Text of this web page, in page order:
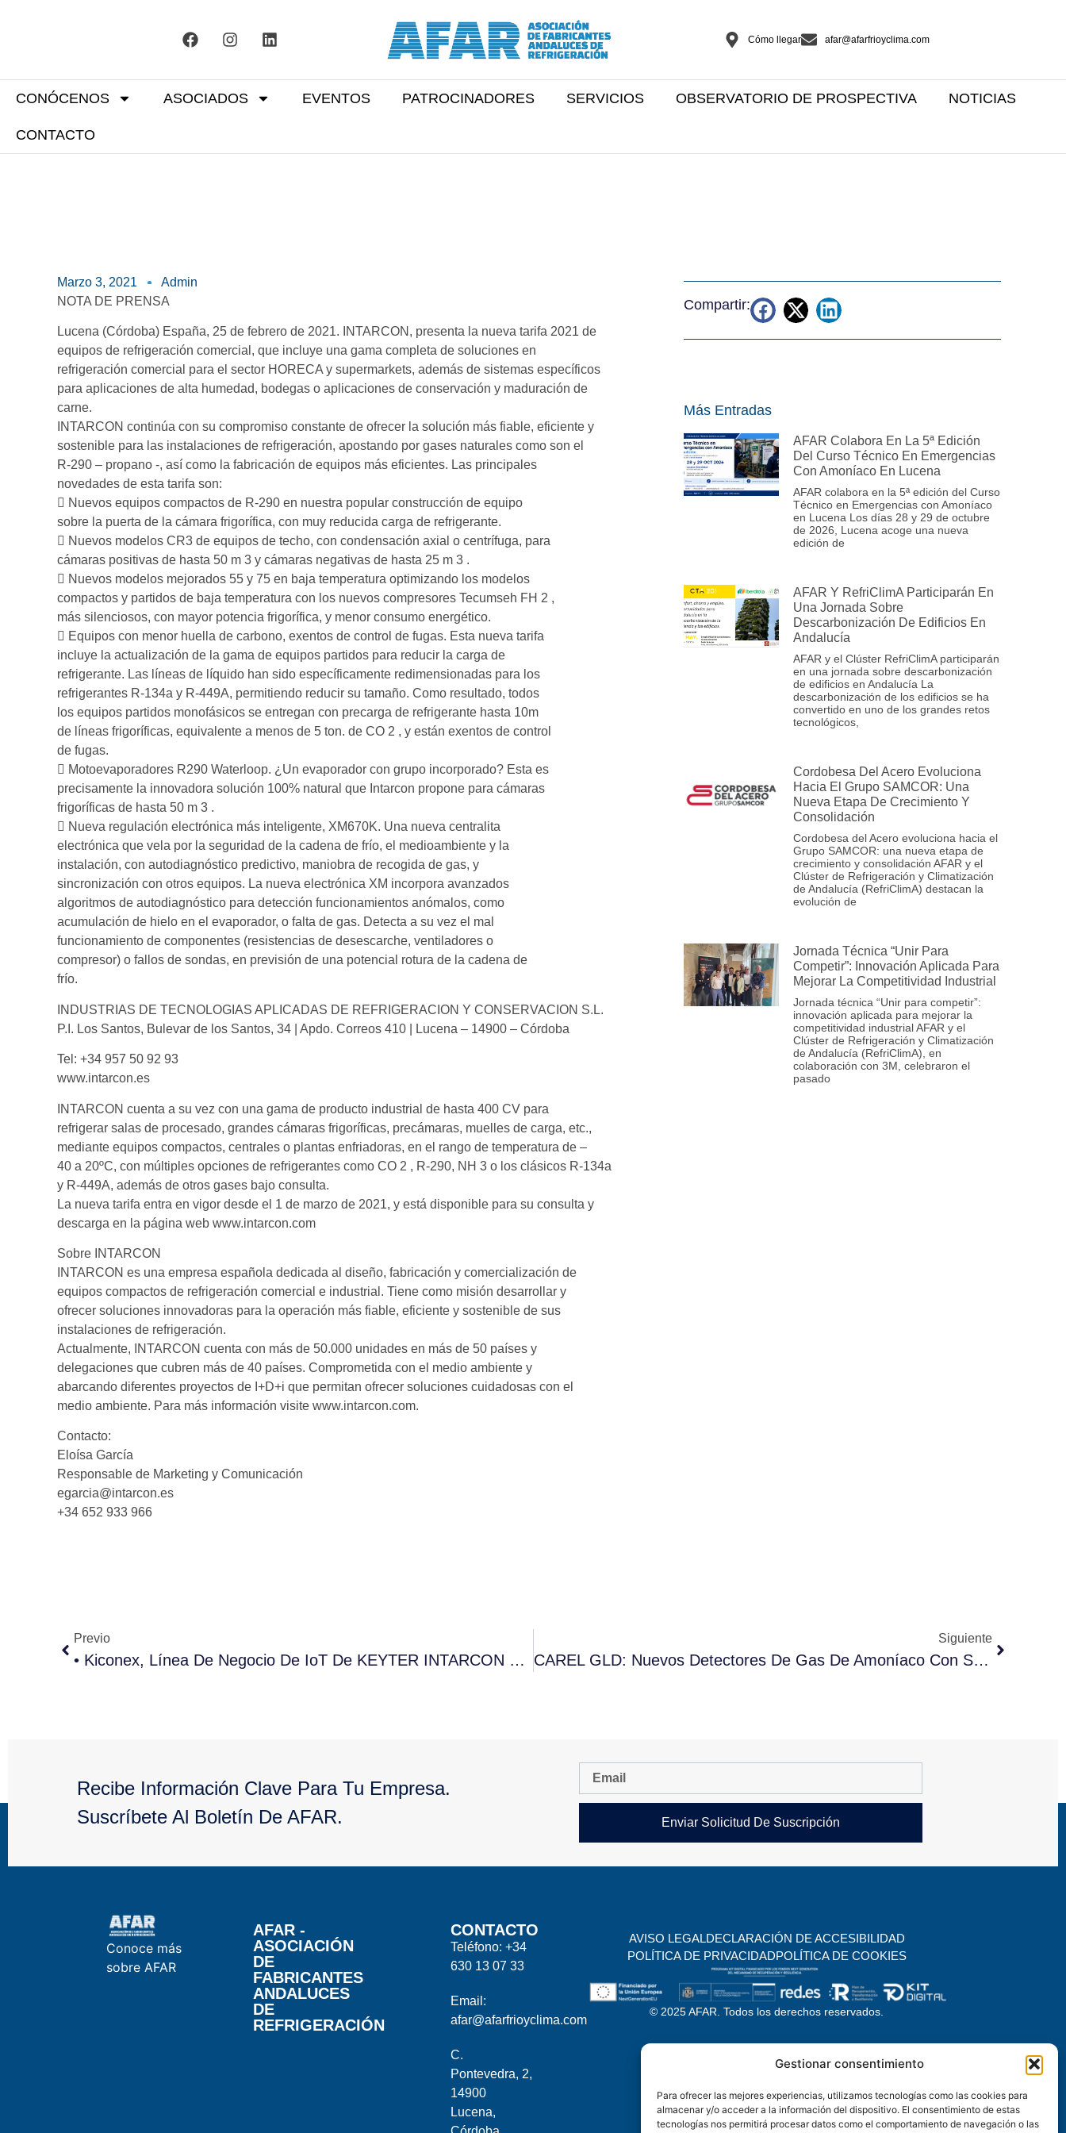
Gestionar consentimiento
Para ofrecer las mejores experiencias, utilizamos tecnologías como las cookies para
almacenar y/o acceder a la información del dispositivo. El consentimiento de estas
tecnologías nos permitirá procesar datos como el comportamiento de navegación o las
Cómo llegar afar@afarfrioyclima.com
CONÓCENOS ASOCIADOS EVENTOS PATROCINADORES SERVICIOS OBSERVATORIO DE PROSPECTIVA NOTICIAS
CONTACTO
Marzo 3, 2021
Admin
NOTA DE PRENSA
Lucena (Córdoba) España, 25 de febrero de 2021. INTARCON, presenta la nueva tarifa 2021 de
equipos de refrigeración comercial, que incluye una gama completa de soluciones en
refrigeración comercial para el sector HORECA y supermarkets, además de sistemas específicos
para aplicaciones de alta humedad, bodegas o aplicaciones de conservación y maduración de
carne.
INTARCON continúa con su compromiso constante de ofrecer la solución más fiable, eficiente y
sostenible para las instalaciones de refrigeración, apostando por gases naturales como son el
R-290 – propano -, así como la fabricación de equipos más eficientes. Las principales
novedades de esta tarifa son:
 Nuevos equipos compactos de R-290 en nuestra popular construcción de equipo
sobre la puerta de la cámara frigorífica, con muy reducida carga de refrigerante.
 Nuevos modelos CR3 de equipos de techo, con condensación axial o centrífuga, para
cámaras positivas de hasta 50 m 3 y cámaras negativas de hasta 25 m 3 .
 Nuevos modelos mejorados 55 y 75 en baja temperatura optimizando los modelos
compactos y partidos de baja temperatura con los nuevos compresores Tecumseh FH 2 ,
más silenciosos, con mayor potencia frigorífica, y menor consumo energético.
 Equipos con menor huella de carbono, exentos de control de fugas. Esta nueva tarifa
incluye la actualización de la gama de equipos partidos para reducir la carga de
refrigerante. Las líneas de líquido han sido específicamente redimensionadas para los
refrigerantes R-134a y R-449A, permitiendo reducir su tamaño. Como resultado, todos
los equipos partidos monofásicos se entregan con precarga de refrigerante hasta 10m
de líneas frigoríficas, equivalente a menos de 5 ton. de CO 2 , y están exentos de control
de fugas.
 Motoevaporadores R290 Waterloop. ¿Un evaporador con grupo incorporado? Esta es
precisamente la innovadora solución 100% natural que Intarcon propone para cámaras
frigoríficas de hasta 50 m 3 .
 Nueva regulación electrónica más inteligente, XM670K. Una nueva centralita
electrónica que vela por la seguridad de la cadena de frío, el medioambiente y la
instalación, con autodiagnóstico predictivo, maniobra de recogida de gas, y
sincronización con otros equipos. La nueva electrónica XM incorpora avanzados
algoritmos de autodiagnóstico para detección funcionamientos anómalos, como
acumulación de hielo en el evaporador, o falta de gas. Detecta a su vez el mal
funcionamiento de componentes (resistencias de desescarche, ventiladores o
compresor) o fallos de sondas, en previsión de una potencial rotura de la cadena de
frío.
INDUSTRIAS DE TECNOLOGIAS APLICADAS DE REFRIGERACION Y CONSERVACION S.L.
P.I. Los Santos, Bulevar de los Santos, 34 | Apdo. Correos 410 | Lucena – 14900 – Córdoba
Tel: +34 957 50 92 93
www.intarcon.es
INTARCON cuenta a su vez con una gama de producto industrial de hasta 400 CV para
refrigerar salas de procesado, grandes cámaras frigoríficas, precámaras, muelles de carga, etc.,
mediante equipos compactos, centrales o plantas enfriadoras, en el rango de temperatura de –
40 a 20ºC, con múltiples opciones de refrigerantes como CO 2 , R-290, NH 3 o los clásicos R-134a
y R-449A, además de otros gases bajo consulta.
La nueva tarifa entra en vigor desde el 1 de marzo de 2021, y está disponible para su consulta y
descarga en la página web www.intarcon.com
Sobre INTARCON
INTARCON es una empresa española dedicada al diseño, fabricación y comercialización de
equipos compactos de refrigeración comercial e industrial. Tiene como misión desarrollar y
ofrecer soluciones innovadoras para la operación más fiable, eficiente y sostenible de sus
instalaciones de refrigeración.
Actualmente, INTARCON cuenta con más de 50.000 unidades en más de 50 países y
delegaciones que cubren más de 40 países. Comprometida con el medio ambiente y
abarcando diferentes proyectos de I+D+i que permitan ofrecer soluciones cuidadosas con el
medio ambiente. Para más información visite www.intarcon.com.
Contacto:
Eloísa García
Responsable de Marketing y Comunicación
egarcia@intarcon.es
+34 652 933 966
Compartir:
Más Entradas
AFAR Colabora En La 5ª Edición
Del Curso Técnico En Emergencias
Con Amoníaco En Lucena
AFAR colabora en la 5ª edición del Curso
Técnico en Emergencias con Amoníaco
en Lucena Los días 28 y 29 de octubre
de 2026, Lucena acoge una nueva
edición de
AFAR Y RefriClimA Participarán En
Una Jornada Sobre
Descarbonización De Edificios En
Andalucía
AFAR y el Clúster RefriClimA participarán
en una jornada sobre descarbonización
de edificios en Andalucía La
descarbonización de los edificios se ha
convertido en uno de los grandes retos
tecnológicos,
Cordobesa Del Acero Evoluciona
Hacia El Grupo SAMCOR: Una
Nueva Etapa De Crecimiento Y
Consolidación
Cordobesa del Acero evoluciona hacia el
Grupo SAMCOR: una nueva etapa de
crecimiento y consolidación AFAR y el
Clúster de Refrigeración y Climatización
de Andalucía (RefriClimA) destacan la
evolución de
Jornada Técnica “Unir Para
Competir”: Innovación Aplicada Para
Mejorar La Competitividad Industrial
Jornada técnica “Unir para competir”:
innovación aplicada para mejorar la
competitividad industrial AFAR y el
Clúster de Refrigeración y Climatización
de Andalucía (RefriClimA), en
colaboración con 3M, celebraron el
pasado
Previo
• Kiconex, Línea De Negocio De IoT De KEYTER INTARCON Colabora Con Carlo Gavazzi
Siguiente
CAREL GLD: Nuevos Detectores De Gas De Amoníaco Con Sensor Integrado Y Remoto
Recibe Información Clave Para Tu Empresa.
Suscríbete Al Boletín De AFAR.
Enviar Solicitud De Suscripción
Conoce más
sobre AFAR
AFAR -
ASOCIACIÓN
DE
FABRICANTES
ANDALUCES
DE
REFRIGERACIÓN
CONTACTO
Teléfono: +34
630 13 07 33
Email:
afar@afarfrioyclima.com
C.
Pontevedra, 2,
14900
Lucena,
AVISO LEGALDECLARACIÓN DE ACCESIBILIDAD
POLÍTICA DE PRIVACIDADPOLÍTICA DE COOKIES
© 2025 AFAR. Todos los derechos reservados.